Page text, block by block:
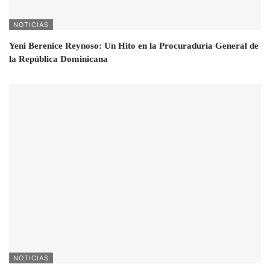
NOTICIAS
Yeni Berenice Reynoso: Un Hito en la Procuraduría General de
la República Dominicana
NOTICIAS